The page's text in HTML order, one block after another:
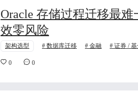
Oracle 存储过程迁移最
效零风险
架构选型 数据库迁移 金融 证券 /
0 0